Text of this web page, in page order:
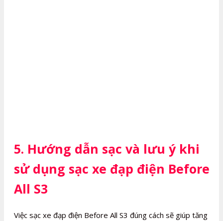
5. Hướng dẫn sạc và lưu ý khi
sử dụng sạc xe đạp điện Before
All S3
Việc sạc xe đạp điện Before All S3 đúng cách sẽ giúp tăng